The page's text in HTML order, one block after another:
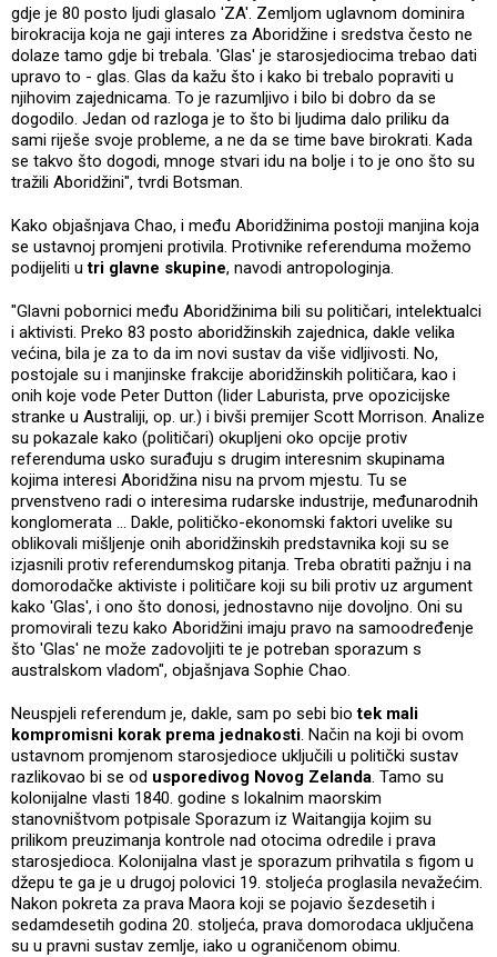
gdje je 80 posto ljudi glasalo 'ZA'. Zemljom uglavnom dominira
birokracija koja ne gaji interes za Aboridžine i sredstva često ne
dolaze tamo gdje bi trebala. 'Glas' je starosjediocima trebao dati
upravo to - glas. Glas da kažu što i kako bi trebalo popraviti u
njihovim zajednicama. To je razumljivo i bilo bi dobro da se
dogodilo. Jedan od razloga je to što bi ljudima dalo priliku da
sami riješe svoje probleme, a ne da se time bave birokrati. Kada
se takvo što dogodi, mnoge stvari idu na bolje i to je ono što su
tražili Aboridžini", tvrdi Botsman.
Kako objašnjava Chao, i među Aboridžinima postoji manjina koja
se ustavnoj promjeni protivila. Protivnike referenduma možemo
podijeliti utri glavne skupine, navodi antropologinja.
"Glavni pobornici među Aboridžinima bili su političari, intelektualci
i aktivisti. Preko 83 posto aboridžinskih zajednica, dakle velika
većina, bila je za to da im novi sustav da više vidljivosti. No,
postojale su i manjinske frakcije aboridžinskih političara, kao i
onih koje vode Peter Dutton (lider Laburista, prve opozicijske
stranke u Australiji, op. ur.) i bivši premijer Scott Morrison. Analize
su pokazale kako (političari) okupljeni oko opcije protiv
referenduma usko surađuju s drugim interesnim skupinama
kojima interesi Aboridžina nisu na prvom mjestu. Tu se
prvenstveno radi o interesima rudarske industrije, međunarodnih
konglomerata ... Dakle, političko-ekonomski faktori uvelike su
oblikovali mišljenje onih aboridžinskih predstavnika koji su se
izjasnili protiv referendumskog pitanja. Treba obratiti pažnju i na
domorodačke aktiviste i političare koji su bili protiv uz argument
kako 'Glas', i ono što donosi, jednostavno nije dovoljno. Oni su
promovirali tezu kako Aboridžini imaju pravo na samoodređenje
što 'Glas' ne može zadovoljiti te je potreban sporazum s
australskom vladom", objašnjava Sophie Chao.
Neuspjeli referendum je, dakle, sam po sebi bio tek mali
kompromisni korak prema jednakosti. Način na koji bi ovom
ustavnom promjenom starosjedioce uključili u politički sustav
razlikovao bi se od usporedivog Novog Zelanda. Tamo su
kolonijalne vlasti 1840. godine s lokalnim maorskim
stanovništvom potpisale Sporazum iz Waitangija kojim su
prilikom preuzimanja kontrole nad otocima odredile i prava
starosjedioca. Kolonijalna vlast je sporazum prihvatila s figom u
džepu te ga je u drugoj polovici 19. stoljeća proglasila nevažećim.
Nakon pokreta za prava Maora koji se pojavio šezdesetih i
sedamdesetih godina 20. stoljeća, prava domorodaca uključena
su u pravni sustav zemlje, iako u ograničenom obimu.